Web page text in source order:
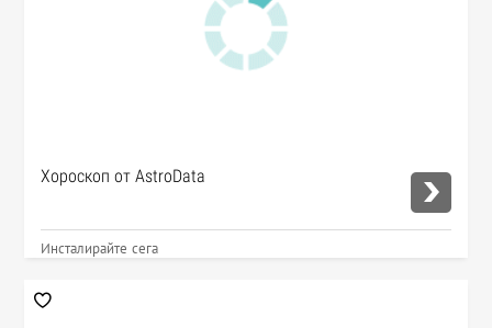
Хороскоп от AstroData
Инсталирайте сега